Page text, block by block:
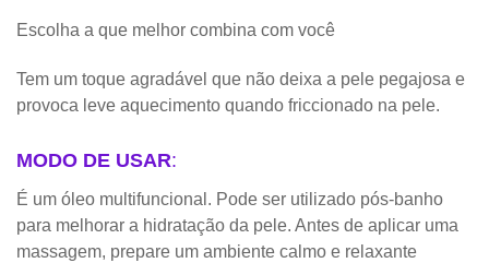
Escolha a que melhor combina com você
Tem um toque agradável que não deixa a pele pegajosa e
provoca leve aquecimento quando friccionado na pele.
MODO DE USAR:
É um óleo multifuncional. Pode ser utilizado pós-banho
para melhorar a hidratação da pele. Antes de aplicar uma
massagem, prepare um ambiente calmo e relaxante